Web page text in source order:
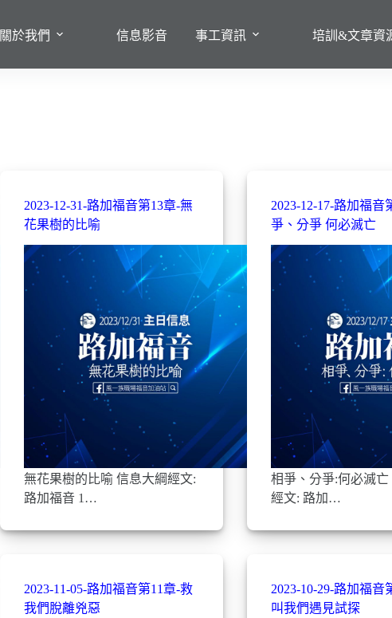
關於我們 信息影音 事工資訊 培訓&文章資
2023-12-31-路加福音第13章-無
花果樹的比喻
無花果樹的比喻 信息大綱經文:
路加福音 1…
2023-12-17-路加福音
爭、分爭 何必滅亡
相爭、分爭:何必滅亡
經文: 路加…
2023-11-05-路加福音第11章-救
我們脫離兇惡
2023-10-29-路加福音
叫我們遇見試探